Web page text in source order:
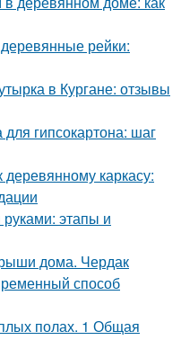
рейки:
в Кургане: отзывы
гипсокартона: шаг
деревянному каркасу:
этапы и
дома. Чердак
способ
полах. 1 Общая